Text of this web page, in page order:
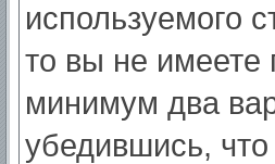
используемого
то вы не имеете
минимум два
убедившись,